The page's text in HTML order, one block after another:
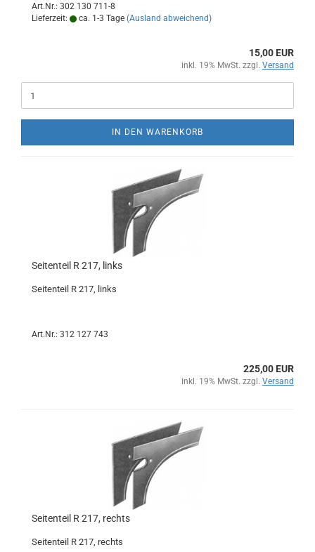
Art.Nr.: 302 130 711-8
Lieferzeit:
ca. 1-3 Tage (Ausland abweichend)
15,00 EUR
inkl. 19% MwSt. zzgl. Versand
IN DEN WARENKORB
Seitenteil R 217, links
Seitenteil R 217, links
Art.Nr.: 312 127 743
225,00 EUR
inkl. 19% MwSt. zzgl. Versand
Seitenteil R 217, rechts
Seitenteil R 217, rechts